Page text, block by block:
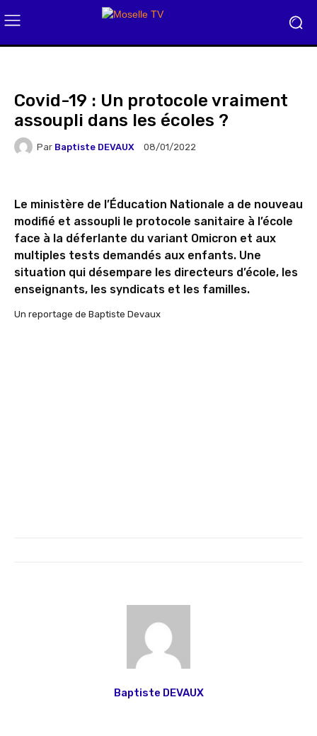
Covid-19 : Un protocole vraiment
assoupli dans les écoles ?
Par Baptiste DEVAUX 08/01/2022
Le ministère de l’Éducation Nationale a de nouveau
modifié et assoupli le protocole sanitaire à l’école
face à la déferlante du variant Omicron et aux
multiples tests demandés aux enfants. Une
situation qui désempare les directeurs d’école, les
enseignants, les syndicats et les familles.
Un reportage de Baptiste Devaux
Baptiste DEVAUX